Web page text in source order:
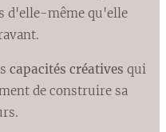
d'elle-même qu'elle
capacités créatives qui
de construire sa